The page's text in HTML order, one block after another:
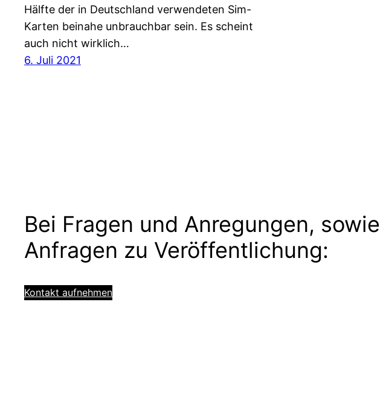
Hälfte der in Deutschland verwendeten Sim-
Karten beinahe unbrauchbar sein. Es scheint
auch nicht wirklich…
6. Juli 2021
Bei Fragen und Anregungen, sowie
Anfragen zu Veröffentlichung:
Kontakt aufnehmen